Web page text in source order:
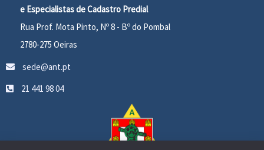
e Especialistas de Cadastro Predial
Rua Prof. Mota Pinto, Nº 8 - Bº do Pombal
2780-275 Oeiras
sede@ant.pt
21 441 98 04